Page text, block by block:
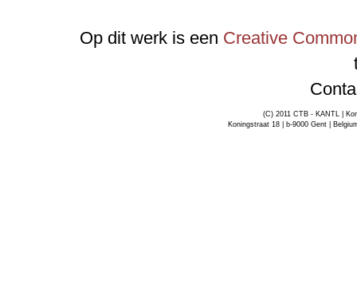
Op dit werk is een Creative
(C) 2011 CTB - KANTL |
Koningstraat 18 | b-9000 Gent |